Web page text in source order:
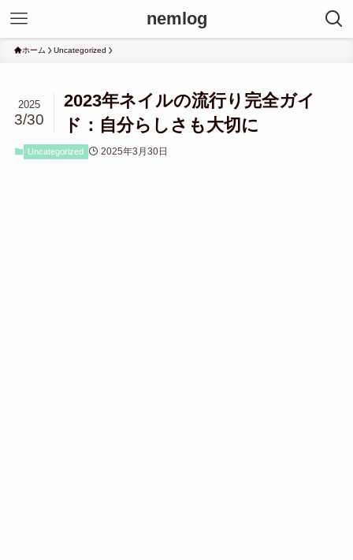
nemlog
ホーム Uncategorized
2023年ネイルの流行り完全ガイ
ド：自分らしさも大切に
2025
3/30
Uncategorized 2025年3月30日